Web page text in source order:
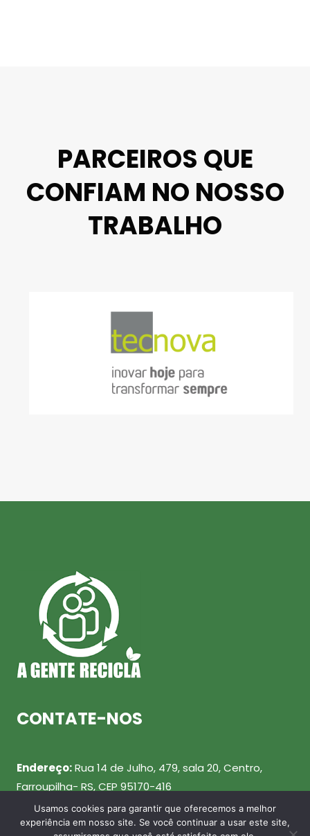
PARCEIROS QUE
CONFIAM NO NOSSO
TRABALHO
CONTATE-NOS
Endereço:Rua 14 de Julho, 479, sala 20, Centro,
Farroupilha- RS, CEP 95170-416
Telefone: (54) 99943-0461
Usamos cookies para garantir que oferecemos a melhor
experiência em nosso site. Se você continuar a usar este site,